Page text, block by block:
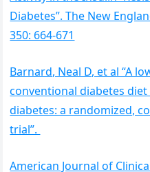
Diabetes”. The New
350: 664-671
Barnard, Neal D, et al “A
conventional diabetes
diabetes: a randomized,
trial”.
American Journal of